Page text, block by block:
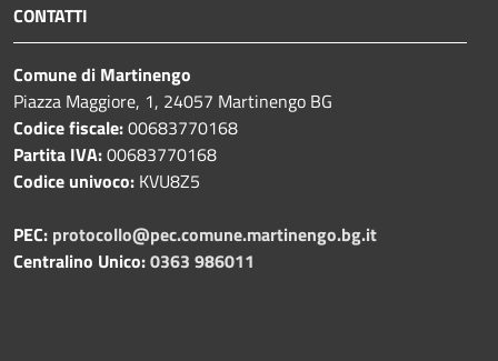
CONTATTI
Comune di Martinengo
Piazza Maggiore, 1, 24057 Martinengo BG
Codice fiscale:00683770168
Partita IVA:00683770168
Codice univoco: KVU8Z5
PEC: protocollo@pec.comune.martinengo.bg.it
Centralino Unico:0363 986011